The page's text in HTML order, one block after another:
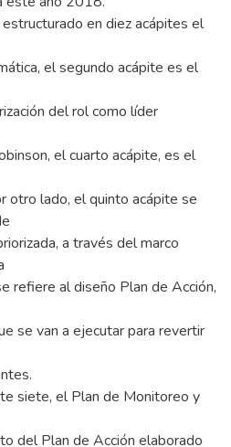
en diez acápites el
el segundo acápite es el
del rol como líder
el cuarto acápite, es el
otro lado, el quinto acápite se
a través del marco
refiere al diseño Plan de Acción,
se van a ejecutar para revertir
siete, el Plan de Monitoreo y
del Plan de Acción elaborado